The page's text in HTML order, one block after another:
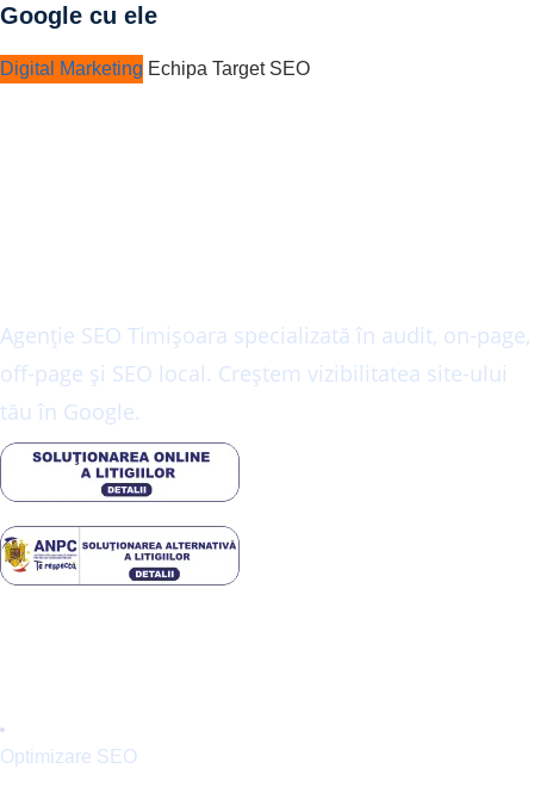
Google cu ele
Digital Marketing Echipa Target SEO
Agenție SEO Timișoara specializată în audit, on-page,
off-page și SEO local. Creștem vizibilitatea site-ului
tău în Google.
Optimizare SEO